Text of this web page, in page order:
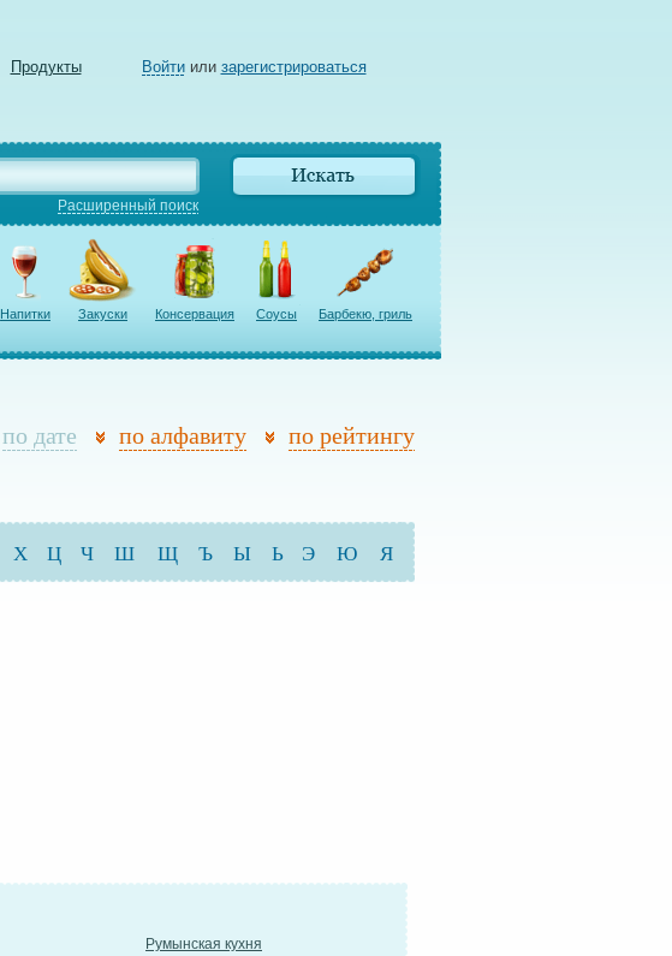
Продукты Войтиили зарегистрироваться
Расширенный поиск
Напитки Закуски Консервация Соусы Барбекю, гриль
по дате по алфавиту по рейтингу
Х Ц Ч Ш Щ Ъ Ы Ь Э Ю Я
Румынская кухня